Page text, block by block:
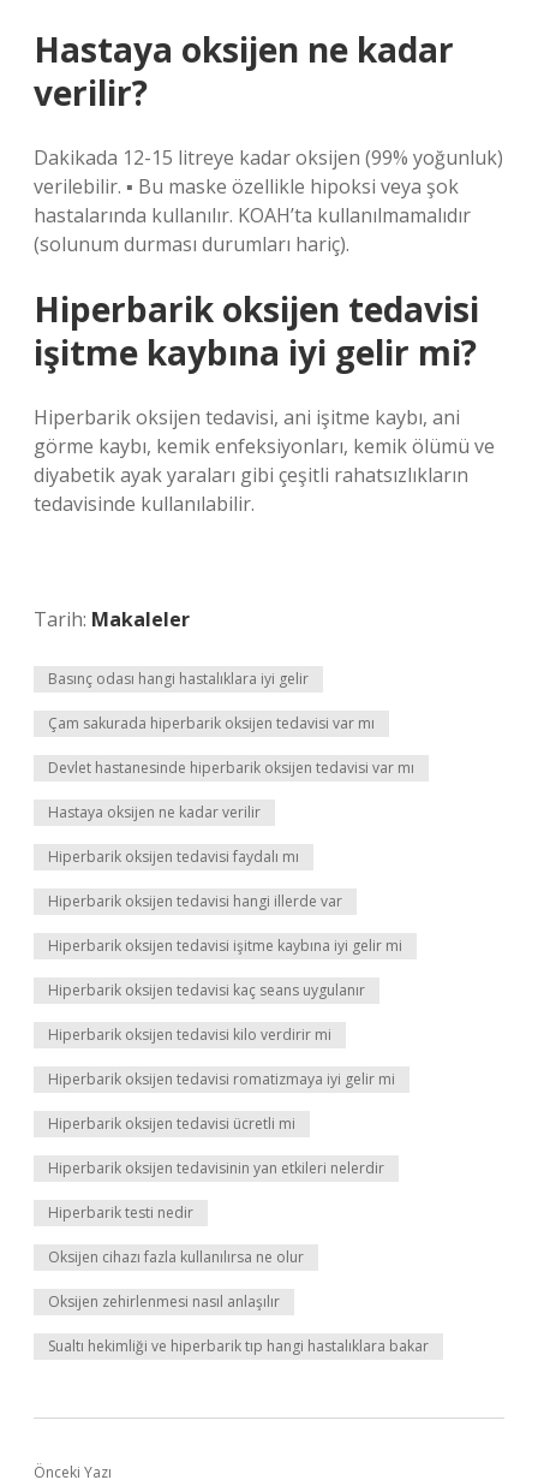
Hastaya oksijen ne kadar
verilir?
Dakikada 12-15 litreye kadar oksijen (99% yoğunluk)
verilebilir. ▪ Bu maske özellikle hipoksi veya şok
hastalarında kullanılır. KOAH’ta kullanılmamalıdır
(solunum durması durumları hariç).
Hiperbarik oksijen tedavisi
işitme kaybına iyi gelir mi?
Hiperbarik oksijen tedavisi, ani işitme kaybı, ani
görme kaybı, kemik enfeksiyonları, kemik ölümü ve
diyabetik ayak yaraları gibi çeşitli rahatsızlıkların
tedavisinde kullanılabilir.
Tarih: Makaleler
Basınç odası hangi hastalıklara iyi gelir
Çam sakurada hiperbarik oksijen tedavisi var mı
Devlet hastanesinde hiperbarik oksijen tedavisi var mı
Hastaya oksijen ne kadar verilir
Hiperbarik oksijen tedavisi faydalı mı
Hiperbarik oksijen tedavisi hangi illerde var
Hiperbarik oksijen tedavisi işitme kaybına iyi gelir mi
Hiperbarik oksijen tedavisi kaç seans uygulanır
Hiperbarik oksijen tedavisi kilo verdirir mi
Hiperbarik oksijen tedavisi romatizmaya iyi gelir mi
Hiperbarik oksijen tedavisi ücretli mi
Hiperbarik oksijen tedavisinin yan etkileri nelerdir
Hiperbarik testi nedir
Oksijen cihazı fazla kullanılırsa ne olur
Oksijen zehirlenmesi nasıl anlaşılır
Sualtı hekimliği ve hiperbarik tıp hangi hastalıklara bakar
Önceki Yazı